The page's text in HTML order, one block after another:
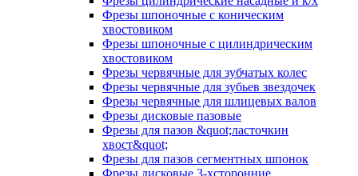
Фрезы шпоночные с коническим
хвостовиком
Фрезы шпоночные с цилиндрическим
хвостовиком
Фрезы червячные для зубчатых колес
Фрезы червячные для зубьев звездочек
Фрезы червячные для шлицевых валов
Фрезы дисковые пазовые
Фрезы для пазов &quot;ласточкин
хвост&quot;
Фрезы для пазов сегментных шпонок
Фрезы дисковые 3-хсторонние